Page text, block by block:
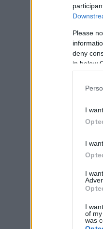
Please
deny
in below
I
I
I
I
of
was